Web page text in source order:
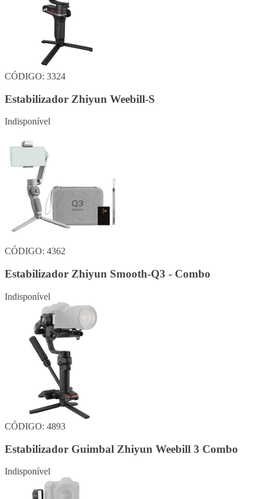
CÓDIGO: 3324
Estabilizador Zhiyun Weebill-S
Indisponível
CÓDIGO: 4362
Estabilizador Zhiyun Smooth-Q3 - Combo
Indisponível
CÓDIGO: 4893
Estabilizador Guimbal Zhiyun Weebill 3 Combo
Indisponível